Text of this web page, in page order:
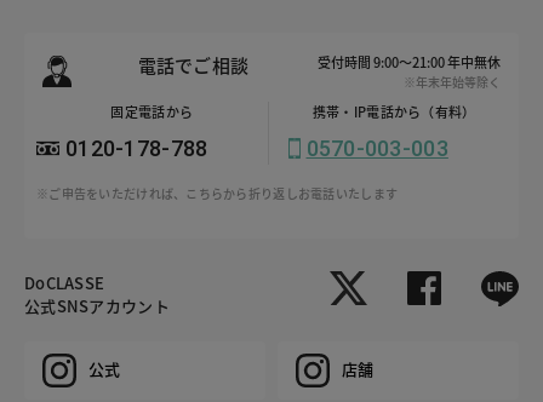
電話でご相談 受付時間 9:00～21:00 年中無休
※年末年始等除く
固定電話から
0120-178-788
携帯・IP電話から（有料）
0570-003-003
※ご申告をいただければ、こちらから折り返しお電話いたします
DoCLASSE
公式SNSアカウント
公式 店舗